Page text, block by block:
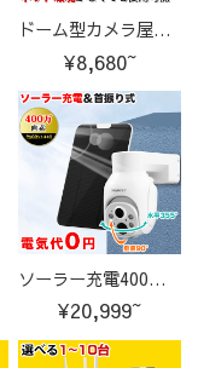
ドーム型カメラ屋外対応最大800万画素赤外線搭載カメラ S-GB206
¥8,680~
ソーラー充電400万画素4W出力ソーラーパネル U-GB219
¥20,999~